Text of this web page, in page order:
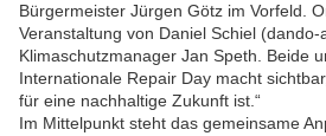
Bürgermeister Jürgen Götz im Vorfeld.
Veranstaltung von Daniel Schiel
Klimaschutzmanager Jan Speth. Beide
Internationale Repair Day macht
für eine nachhaltige Zukunft ist.“
Im Mittelpunkt steht das gemeinsame